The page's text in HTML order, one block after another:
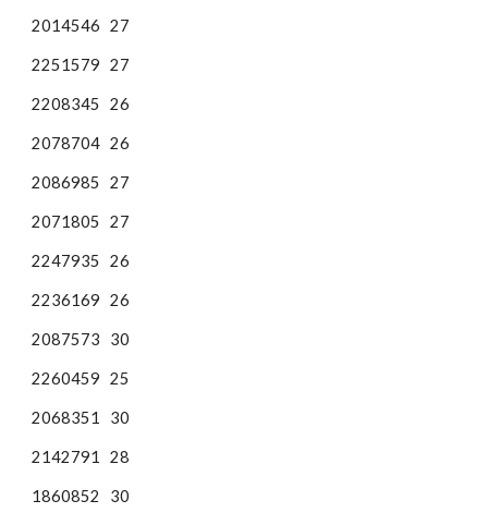
2014546 27
2251579 27
2208345 26
2078704 26
2086985 27
2071805 27
2247935 26
2236169 26
2087573 30
2260459 25
2068351 30
2142791 28
1860852 30